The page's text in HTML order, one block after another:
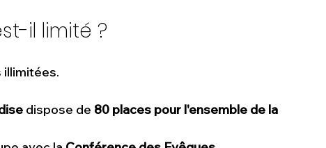
il limité ?
illimitées.
dispose de 80 places pour l'ensemble de la